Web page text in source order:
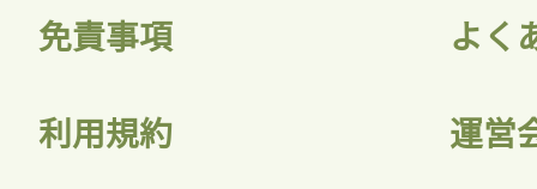
免責事項 よく
利用規約 運営